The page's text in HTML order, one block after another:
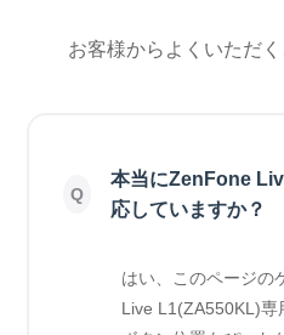
お客様からよくいただ
本当にZenFone
応していますか？
はい、このページの
Live L1(ZA550KL)専